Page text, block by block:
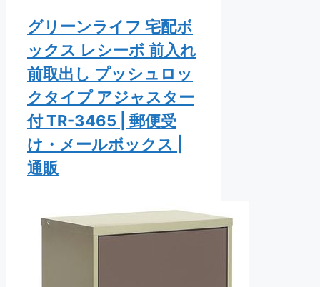
グリーンライフ 宅配ボ
ックス レシーボ 前入れ
前取出し プッシュロッ
クタイプ アジャスター
付 TR-3465 | 郵便受
け・メールボックス |
通販